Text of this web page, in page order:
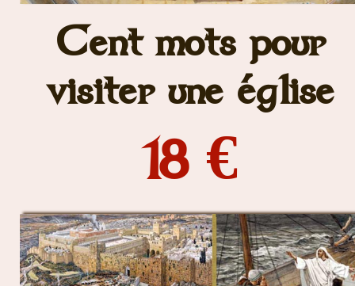
Cent mots pour
visiter une église
18 €